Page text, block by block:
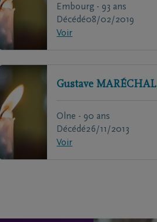
Embourg - 93 ans
Décédé08/02/2019
Voir
Gustave MARÉCHAL
Olne - 90 ans
Décédé26/11/2013
Voir